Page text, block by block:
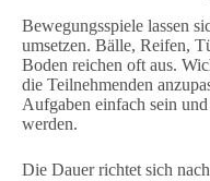
Bewegungsspiele lassen
umsetzen. Bälle, Reifen,
Boden reichen oft aus.
die Teilnehmenden
Aufgaben einfach sein
werden.
Die Dauer richtet sich